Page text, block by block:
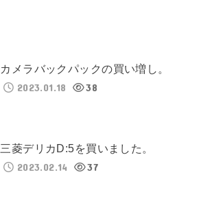
カメラバックパックの買い増し。
2023.01.18
38
三菱デリカD:5を買いました。
2023.02.14
37